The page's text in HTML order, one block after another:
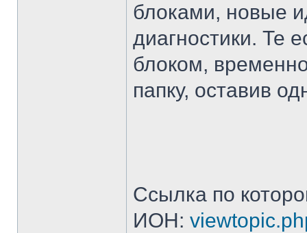
блоками, новые
диагностики. Те
блоком,
папку, оставив
Ссылка по
ИОН: